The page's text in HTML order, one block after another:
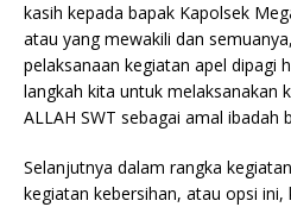
kasih kepada bapak Kapolsek
atau yang mewakili dan
pelaksanaan kegiatan apel dipagi
langkah kita untuk melaksanakan
ALLAH SWT sebagai amal ibadah
Selanjutnya dalam rangka
kegiatan kebersihan, atau opsi ini,